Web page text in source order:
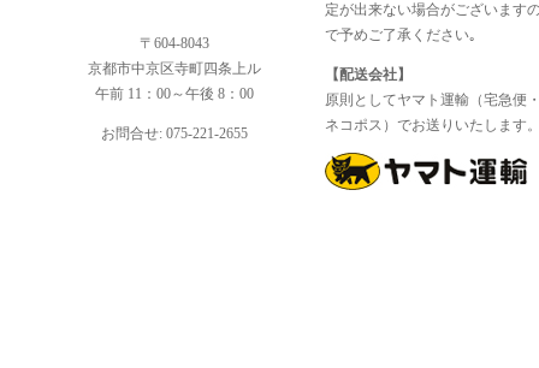
〒604-8043
京都市中京区寺町四条上ル
午前 11：00～午後 8：00
お問合せ: 075-221-2655
定が出来ない場合がございます
で予めご了承ください｡
【配送会社】
原則としてヤマト運輸（宅急便
ネコポス）でお送りいたします